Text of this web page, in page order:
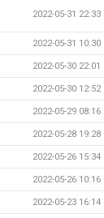
2022-05-31 22:33
2022-05-31 10:30
2022-05-30 22:01
2022-05-30 12:52
2022-05-29 08:16
2022-05-28 19:28
2022-05-26 15:34
2022-05-26 10:16
2022-05-23 16:14